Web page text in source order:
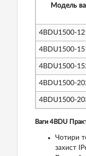
Модель
4BDU1500-
4BDU1500-
4BDU1500-
4BDU1500-
4BDU1500-
Ваги 4BDU
Чотири
захист